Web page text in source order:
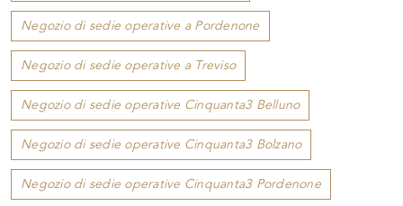
Negozio di sedie operative a Pordenone
Negozio di sedie operative a Treviso
Negozio di sedie operative Cinquanta3 Belluno
Negozio di sedie operative Cinquanta3 Bolzano
Negozio di sedie operative Cinquanta3 Pordenone